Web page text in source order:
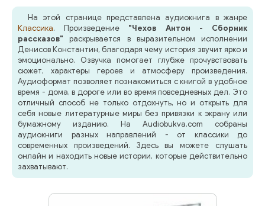
На этой странице представлена аудиокнига в жанре
Классика. Произведение "Чехов Антон - Сборник
рассказов" раскрывается в выразительном исполнении
Денисов Константин, благодаря чему история звучит ярко и
эмоционально. Озвучка помогает глубже прочувствовать
сюжет, характеры героев и атмосферу произведения.
Аудиоформат позволяет познакомиться с книгой в удобное
время - дома, в дороге или во время повседневных дел. Это
отличный способ не только отдохнуть, но и открыть для
себя новые литературные миры без привязки к экрану или
бумажному изданию. На Audiobukva.com собраны
аудиокниги разных направлений - от классики до
современных произведений. Здесь вы можете слушать
онлайн и находить новые истории, которые действительно
захватывают.